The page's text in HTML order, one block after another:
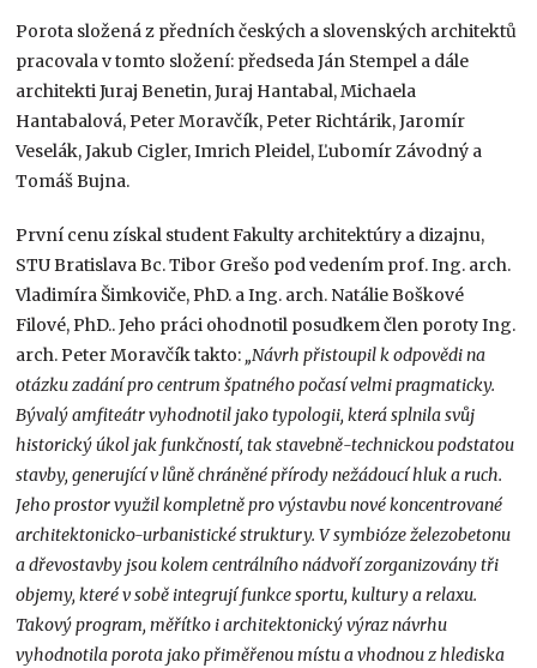
Porota složená z předních českých a slovenských architektů
pracovala v tomto složení: předseda Ján Stempel a dále
architekti Juraj Benetin, Juraj Hantabal, Michaela
Hantabalová, Peter Moravčík, Peter Richtárik, Jaromír
Veselák, Jakub Cigler, Imrich Pleidel, Ľubomír Závodný a
Tomáš Bujna.
První cenu získal student Fakulty architektúry a dizajnu,
STU Bratislava Bc. Tibor Grešo pod vedením prof. Ing. arch.
Vladimíra Šimkoviče, PhD. a Ing. arch. Natálie Boškové
Filové, PhD.. Jeho práci ohodnotil posudkem člen poroty Ing.
arch. Peter Moravčík takto: „Návrh přistoupil k odpovědi na
otázku zadání pro centrum špatného počasí velmi pragmaticky.
Bývalý amfiteátr vyhodnotil jako typologii, která splnila svůj
historický úkol jak funkčností, tak stavebně-technickou podstatou
stavby, generující v lůně chráněné přírody nežádoucí hluk a ruch.
Jeho prostor využil kompletně pro výstavbu nové koncentrované
architektonicko-urbanistické struktury. V symbióze železobetonu
a dřevostavby jsou kolem centrálního nádvoří zorganizovány tři
objemy, které v sobě integrují funkce sportu, kultury a relaxu.
Takový program, měřítko i architektonický výraz návrhu
vyhodnotila porota jako přiměřenou místu a vhodnou z hlediska